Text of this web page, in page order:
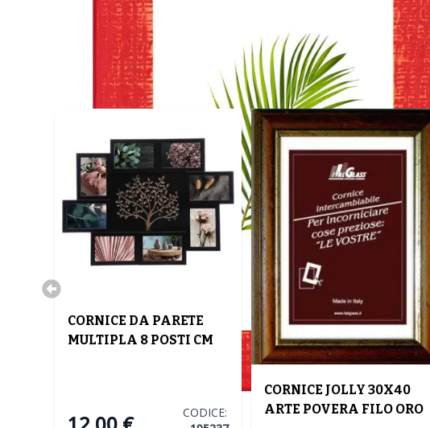
CORNICE DA PARETE
MULTIPLA 8 POSTI CM
CODICE:
CORNICE JOLLY 30X40
ARTE POVERA FILO ORO